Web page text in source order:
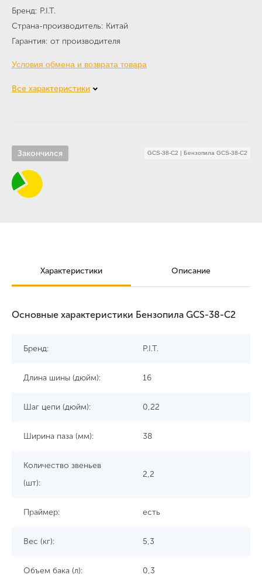
Бренд P.I.T.
Страна-производитель Китай
Гарантия от производителя
Условия обмена и возврата товара
Все характеристики
Закончился GCS-38-C2 | Бензопила GCS-38-C2
Характеристики Описание
Основные характеристики Бензопила GCS-38-C2
Бренд: P.I.T.
Длина шины (дюйм): 16
Шаг цепи (дюйм): 0,22
Ширина паза (мм): 38
Количество звеньев
(шт):
2,2
Праймер: есть
Вес (кг): 5,3
Объем бака (л): 0,3